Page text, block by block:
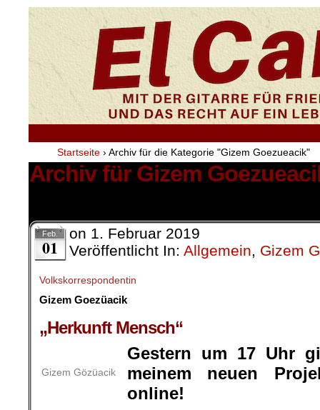
Startseite › Archiv für die Kategorie "Gizem Goezueacik"
Archiv für Gizem
Feb.
01
on 1. Februar 2019
Veröffentlicht In: Allgemein, Gizem
Volkskorrespondentin
Gizem Goezüacik
„Herkunft Mensch“
Gizem Gözüacik
Gestern um 17 Uhr
meinem neuen
online!